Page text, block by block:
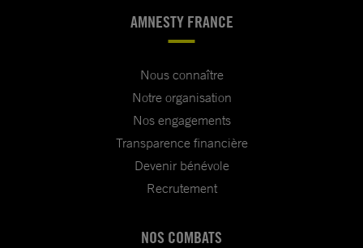
AMNESTY FRANCE
Nous connaître
Notre organisation
Nos engagements
Transparence financière
Devenir bénévole
Recrutement
NOS COMBATS